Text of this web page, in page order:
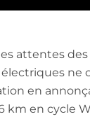
attentes
ne
en
km en cycle